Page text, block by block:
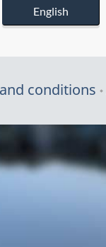
English
conditions